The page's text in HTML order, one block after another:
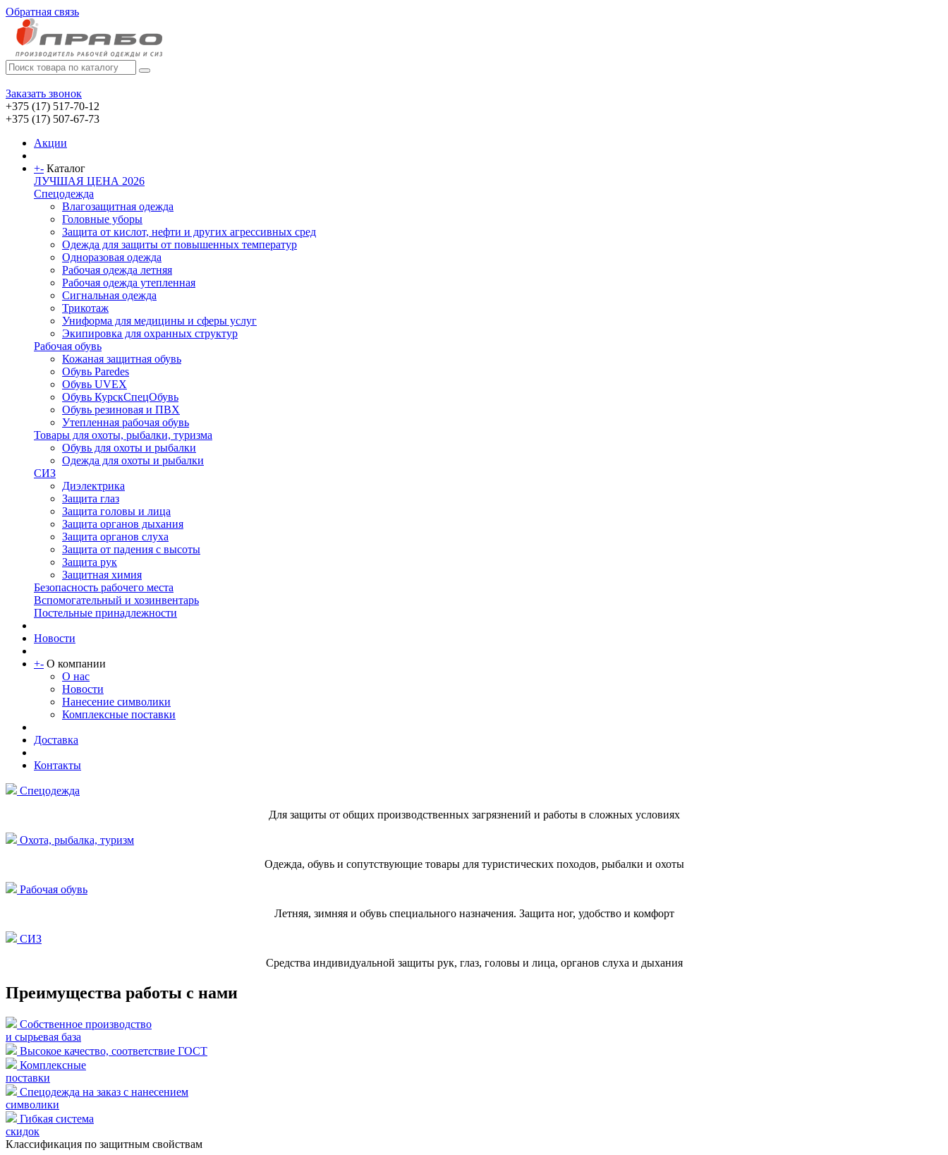
Обратная связь
Заказать звонок
+375 (17) 517-70-12
+375 (17) 507-67-73
Акции
+- Каталог
ЛУЧШАЯ ЦЕНА 2026
Спецодежда
Влагозащитная одежда
Головные уборы
Защита от кислот, нефти и других агрессивных сред
Одежда для защиты от повышенных температур
Одноразовая одежда
Рабочая одежда летняя
Рабочая одежда утепленная
Сигнальная одежда
Трикотаж
Униформа для медицины и сферы услуг
Экипировка для охранных структур
Рабочая обувь
Кожаная защитная обувь
Обувь Paredes
Обувь UVEX
Обувь КурскСпецОбувь
Обувь резиновая и ПВХ
Утепленная рабочая обувь
Товары для охоты, рыбалки, туризма
Обувь для охоты и рыбалки
Одежда для охоты и рыбалки
СИЗ
Диэлектрика
Защита глаз
Защита головы и лица
Защита органов дыхания
Защита органов слуха
Защита от падения с высоты
Защита рук
Защитная химия
Безопасность рабочего места
Вспомогательный и хозинвентарь
Постельные принадлежности
Новости
+- О компании
О нас
Новости
Нанесение символики
Комплексные поставки
Доставка
Контакты
Спецодежда
Для защиты от общих производственных загрязнений и работы в сложных условиях
Охота, рыбалка, туризм
Одежда, обувь и сопутствующие товары для туристических походов, рыбалки и охоты
Рабочая обувь
Летняя, зимняя и обувь специального назначения. Защита ног, удобство и комфорт
СИЗ
Средства индивидуальной защиты рук, глаз, головы и лица, органов слуха и дыхания
Преимущества работы с нами
Собственное производство
и сырьевая база
Высокое качество, соответствие ГОСТ
Комплексные
поставки
Спецодежда на заказ с нанесением
символики
Гибкая система
скидок
Классификация по защитным свойствам